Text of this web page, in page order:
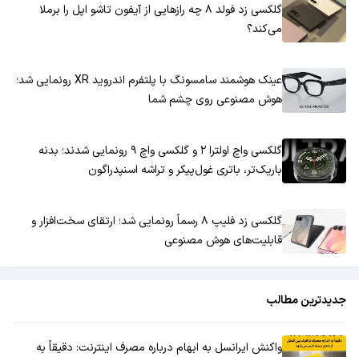
گلکسی زد فولد ۸ چه رازهایی از آیفون تاشو اپل را برملا
می‌کند؟
عینک هوشمند سامسونگ با پلتفرم اندروید XR رونمایی شد؛
هوش مصنوعی روی چشم شما
گلکسی واچ اولترا ۲ و گلکسی واچ ۹ رونمایی شدند؛ بدنه
باریک‌تر، باتری غول‌پیکر و تراشه اسنپدراگون
گلکسی زد فلیپ ۸ رسماً رونمایی شد؛ ارتقای سخت‌افزار و
قابلیت‌های هوش مصنوعی
جدیدترین مطالب
واکنش ایرانسل به ابهام درباره مصرف اینترنت: دقیقاً به